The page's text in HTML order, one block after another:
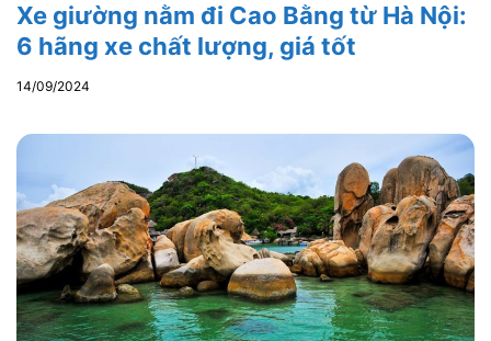
Xe giường nằm đi Cao Bằng từ Hà Nội:
6 hãng xe chất lượng, giá tốt
14/09/2024